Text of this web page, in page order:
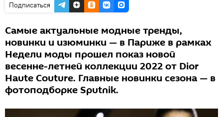
Подписаться
Самые актуальные модные тренды,
новинки и изюминки — в Париже в рамках
Недели моды прошел показ новой
весенне-летней коллекции 2022 от Dior
Haute Couture. Главные новинки сезона — в
фотоподборке Sputnik.